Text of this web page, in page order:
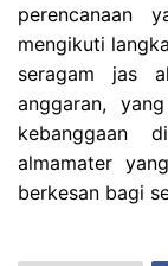
perencanaan
mengikuti
seragam jas
anggaran,
kebanggaan
almamater
berkesan bagi